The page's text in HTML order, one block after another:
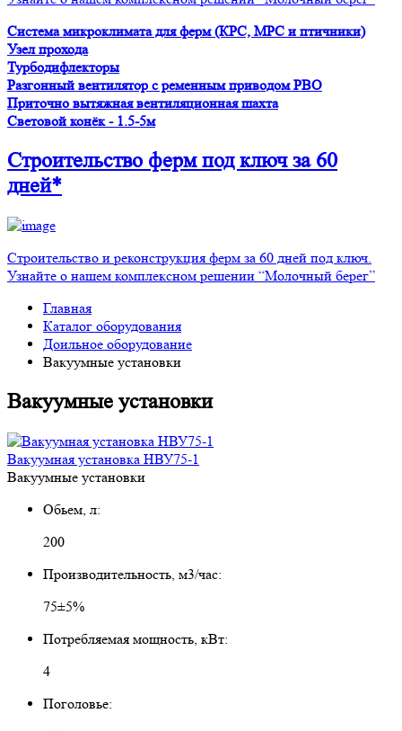
Система микроклимата для ферм (КРС, МРС и птичники)
Узел прохода
Турбодифлекторы
Разгонный вентилятор с ременным приводом PBO
Приточно вытяжная вентиляционная шахта
Световой конёк - 1.5-5м
Строительство фермпод ключ за 60
дней*
Строительство и реконструкция ферм за 60 дней под ключ.
Узнайте о нашем комплексном решении “Молочный берег”
Главная
Каталог оборудования
Доильное оборудование
Вакуумные установки
Вакуумные установки
Вакуумная установка НВУ75-1
Вакуумные установки
Обьем, л:
200
Производительность, м3/час:
75±5%
Потребляемая мощность, кВт:
4
Поголовье: